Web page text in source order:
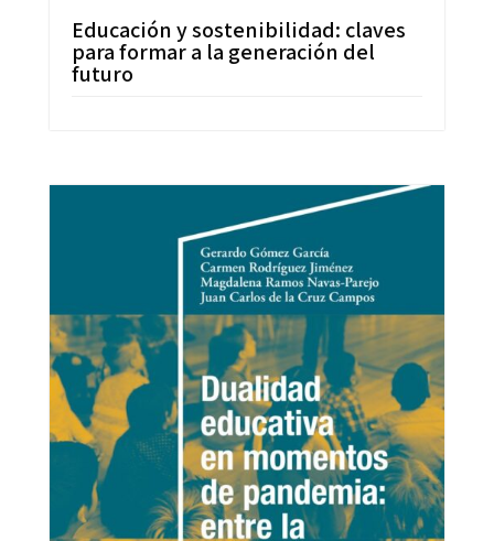
Educación y sostenibilidad: claves
para formar a la generación del
futuro